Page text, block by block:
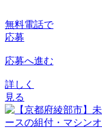
無料電話で
応募
応募へ進む
詳しく
見る